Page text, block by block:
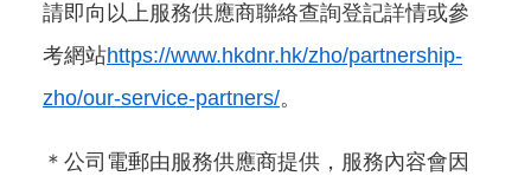
請即向以上服務供應商聯絡查詢登記詳情或參
考網站https://www.hkdnr.hk/zho/partnership-
zho/our-service-partners/。
＊公司電郵由服務供應商提供，服務內容會因